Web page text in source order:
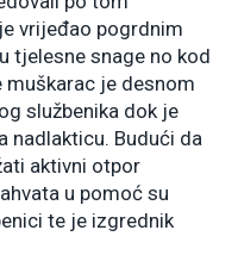
vrijeđao pogrdnim
tjelesne snage no kod
muškarac je desnom
službenika dok je
nadlakticu. Budući da
aktivni otpor
u pomoć su
te je izgrednik